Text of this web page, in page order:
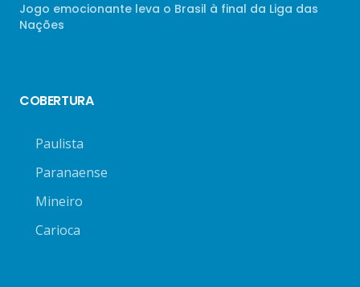
Jogo emocionante leva o Brasil à final da Liga das
Nações
COBERTURA
Paulista
Paranaense
Mineiro
Carioca